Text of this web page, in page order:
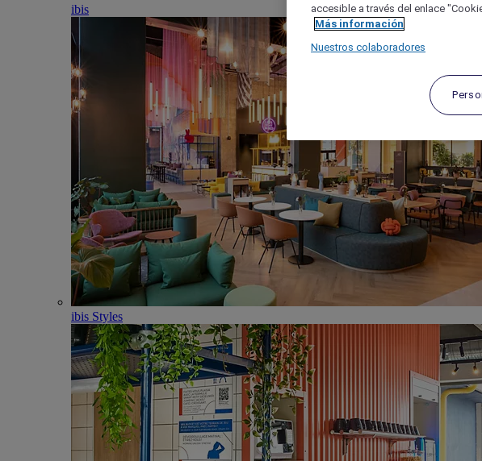
ibis
ibis Styles
accesible a través del enlace
Más información
Nuestros colaboradores